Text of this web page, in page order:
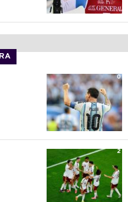
0
2